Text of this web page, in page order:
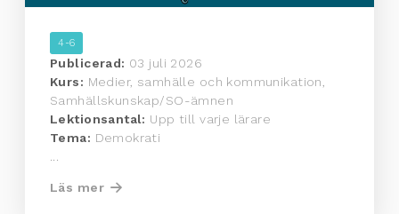
4-6
Publicerad: 03 juli 2026
Kurs: Medier, samhälle och kommunikation,
Samhällskunskap/SO-ämnen
Lektionsantal: Upp till varje lärare
Tema: Demokrati
Läs mer